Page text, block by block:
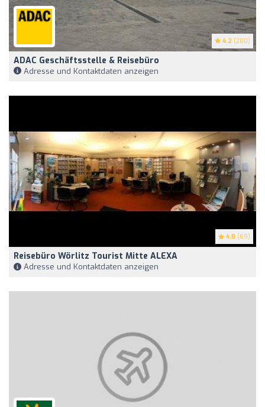
4.2 (200)
ADAC Geschäftsstelle & Reisebüro
Adresse und Kontaktdaten anzeigen
4.8 (69)
Reisebüro Wörlitz Tourist Mitte ALEXA
Adresse und Kontaktdaten anzeigen